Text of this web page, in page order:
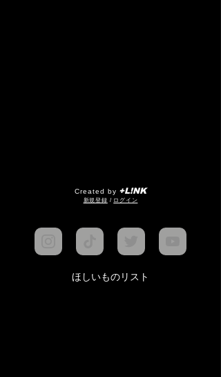
Created by +L!NK
​新規登録 / ログイン
ほしいものリスト